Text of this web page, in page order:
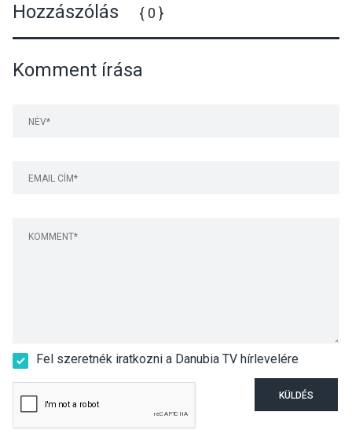
Hozzászólás { 0 }
Komment írása
Fel szeretnék iratkozni a Danubia TV hírlevelére
KÜLDÉS